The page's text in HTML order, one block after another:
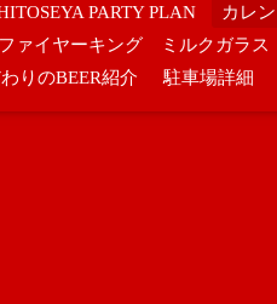
PARTY PLAN
カレ
ファイヤーキング ミルクガラス
りのBEER紹介 駐車場詳細